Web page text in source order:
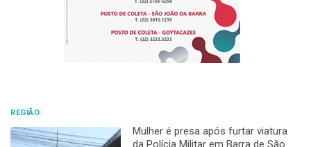
REGIÃO
Mulher é presa após furtar viatura
da Polícia Militar em Barra de São